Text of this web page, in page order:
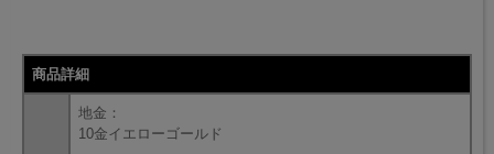
商品詳細
地金：
10金イエローゴールド